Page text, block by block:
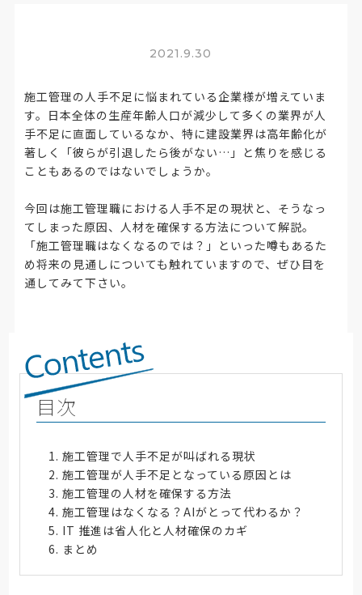
2021.9.30
施工管理の人手不足に悩まれている企業様が増えていま
す。日本全体の生産年齢人口が減少して多くの業界が人
手不足に直面しているなか、特に建設業界は高年齢化が
著しく「彼らが引退したら後がない…」と焦りを感じる
こともあるのではないでしょうか。
今回は施工管理職における人手不足の現状と、そうなっ
てしまった原因、人材を確保する方法について解説。
「施工管理職はなくなるのでは？」といった噂もあるた
め将来の見通しについても触れていますので、ぜひ目を
通してみて下さい。
目次
施工管理で人手不足が叫ばれる現状
施工管理が人手不足となっている原因とは
施工管理の人材を確保する方法
施工管理はなくなる？AIがとって代わるか？
IT 推進は省人化と人材確保のカギ
まとめ